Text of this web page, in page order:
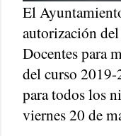
El
autorización
Docentes para
del curso
para todos los
viernes 20 de